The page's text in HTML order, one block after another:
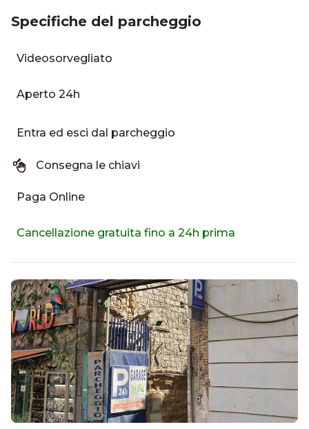
Specifiche del parcheggio
Videosorvegliato
Aperto 24h
Entra ed esci dal parcheggio
Consegna le chiavi
Paga Online
Cancellazione gratuita fino a 24h prima